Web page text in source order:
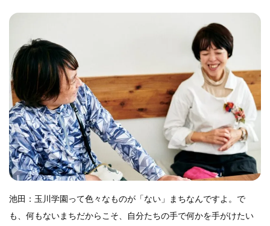
池田：玉川学園って色々なものが「ない」まちなんですよ。で
も、何もないまちだからこそ、自分たちの手で何かを手がけたい